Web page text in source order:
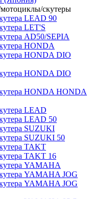
скутеры
LEAD 90
LET'S
AD50/SEPIA
HONDA
HONDA DIO
HONDA DIO
HONDA HONDA
LEAD
LEAD 50
SUZUKI
SUZUKI 50
TAKT
TAKT 16
YAMAHA
YAMAHA JOG
YAMAHA JOG